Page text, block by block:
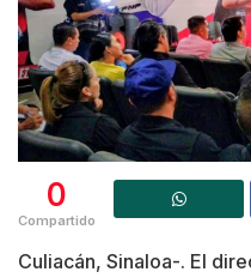
0
Compartido
Culiacán, Sinaloa-. El